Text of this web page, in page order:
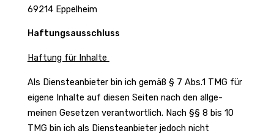
69214 Eppel­heim
Haftungs­aus­schluss
Haftung für Inhalte
Als Diens­te­an­bieter bin ich gemäß § 7 Abs.1 TMG für
eigene Inhalte auf diesen Seiten nach den allge­
meinen Gesetzen verant­wort­lich. Nach §§ 8 bis 10
TMG bin ich als Diens­te­an­bieter jedoch nicht